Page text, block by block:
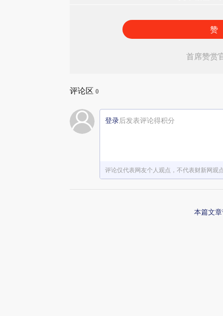
赞
首席赞赏
评论区 0
登录后发表评论得积分
评论仅代表网友个人观点，不代表财新网观
本篇文